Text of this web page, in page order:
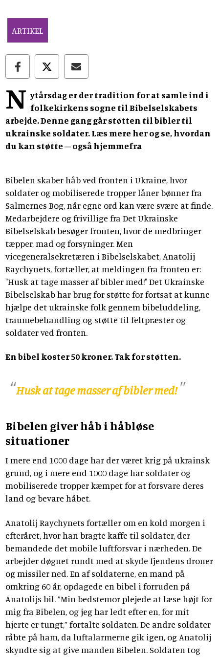
ARTIKEL
N ytårsdag er der tradition for at samle ind i
folkekirkens sogne til Bibelselskabets
arbejde. Denne gang går støtten til bibler til
ukrainske soldater. Læs mere her og se, hvordan
du kan støtte – også hjemmefra
Bibelen skaber håb ved fronten i Ukraine, hvor
soldater og mobiliserede tropper låner bønner fra
Salmernes Bog, når egne ord kan være svære at finde.
Medarbejdere og frivillige fra Det Ukrainske
Bibelselskab besøger fronten, hvor de medbringer
tæpper, mad og forsyninger. Men
vicegeneralsekretæren i Bibelselskabet, Anatolij
Raychynets, fortæller, at meldingen fra fronten er:
"Husk at tage masser af bibler med!" Det Ukrainske
Bibelselskab har brug for støtte for fortsat at kunne
hjælpe det ukrainske folk gennem bibeluddeling,
traumebehandling og støtte til feltpræster og
soldater ved fronten.
En bibel koster 50 kroner. Tak for støtten.
Husk at tage masser af bibler med!
Bibelen giver håb i håbløse
situationer
I mere end 1000 dage har der været krig på ukrainsk
grund, og i mere end 1000 dage har soldater og
mobiliserede tropper kæmpet for at forsvare deres
land og bevare håbet.
Anatolij Raychynets fortæller om en kold morgen i
efteråret, hvor han bragte kaffe til soldater, der
bemandede det mobile luftforsvar i nærheden. De
arbejder døgnet rundt med at skyde fjendens droner
og missiler ned. En af soldaterne, en mand på
omkring 60 år, opdagede en bibel i forruden på
Anatolijs bil. ”Min bedstemor plejede at læse højt for
mig fra Bibelen, og jeg har ledt efter en, for mit
hjerte er tungt,” fortalte soldaten. De andre soldater
råbte på ham, da luftalarmerne gik igen, og Anatolij
skyndte sig at give manden Bibelen. Soldaten tog